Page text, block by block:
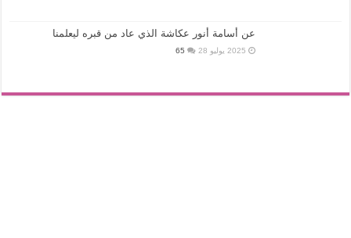
عن أسامة أنور عكاشة الذي عاد من قبره ليعلمنا
2025 يوليو 28 65